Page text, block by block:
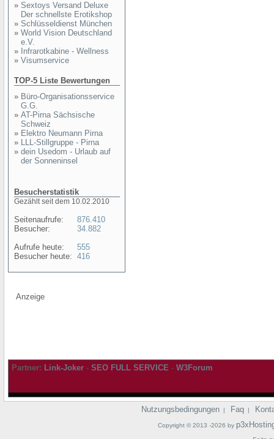
» Sextoys Versand Deluxe
Der schnellste Erotikshop
» Schlüsseldienst München
» World Vision Deutschland
e.V.
» Infrarotkabine - Wellness
» Visumservice
TOP-5 Liste Bewertungen
» Büro-Organisationsservice
G.G.
» AT-Pirna Sächsische
Schweiz
» Elektro Neumann Pirna
» LLL-Stillgruppe - Pirna
» dein Usedom - Urlaub auf
der Sonneninsel
Besucherstatistik
Gezählt seit dem 10.02.2010
Seitenaufrufe:
Besucher:
Aufrufe heute:
Besucher heute:
876.410
34.882
555
416
Anzeige
Partner: Link-Joker - SEO FULL SERVICE - W3Forum
Nutzungsbedingungen | Faq |
Copyright © 2013 -2026 by